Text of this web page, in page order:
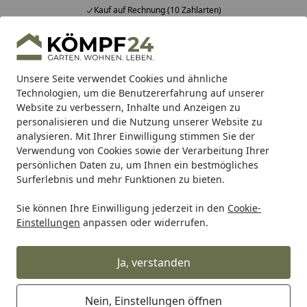
Unsere Seite verwendet Cookies und ähnliche
Technologien, um die Benutzererfahrung auf unserer
Website zu verbessern, Inhalte und Anzeigen zu
personalisieren und die Nutzung unserer Website zu
analysieren. Mit Ihrer Einwilligung stimmen Sie der
Verwendung von Cookies sowie der Verarbeitung Ihrer
persönlichen Daten zu, um Ihnen ein bestmögliches
Surferlebnis und mehr Funktionen zu bieten.
Sie können Ihre Einwilligung jederzeit in den Cookie-
Einstellungen anpassen oder widerrufen.
Ja, verstanden
Nein, Einstellungen öffnen
Kauf auf Rechnung (10 Zahlarten)
Alle Produkte
Mein Konto
Suchen
Startseite
Zaun Vorgartenzaun Kunststoff Vorgartenzäune
TraumGarten LONGLIFE CARA 1800
x 700 (610) mm Schwung